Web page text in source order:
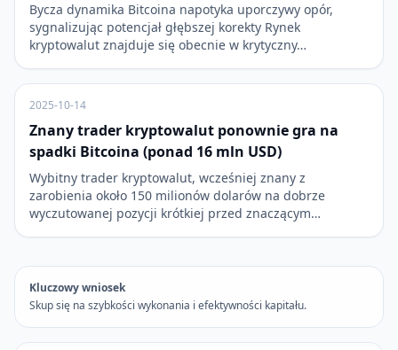
Bycza dynamika Bitcoina napotyka uporczywy opór,
sygnalizując potencjał głębszej korekty Rynek
kryptowalut znajduje się obecnie w krytyczny…
2025-10-14
Znany trader kryptowalut ponownie gra na
spadki Bitcoina (ponad 16 mln USD)
Wybitny trader kryptowalut, wcześniej znany z
zarobienia około 150 milionów dolarów na dobrze
wyczutowanej pozycji krótkiej przed znaczącym…
Kluczowy wniosek
Skup się na szybkości wykonania i efektywności kapitału.